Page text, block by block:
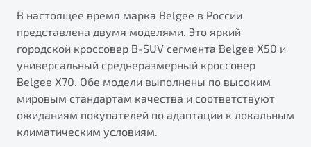
от 1 699 990 ₽*
Обзор В наличии
X70
Подробно
Автомобили в наличии
Тест-драйв
Автокредит
Будьте еще более уверены на дорогах с программой
"Помощь на дорогах"
Преимущества программы
В настоящее время марка Belgee в России
представлена двумя моделями. Это яркий
городской кроссовер B-SUV сегмента Belgee X50 и
универсальный среднеразмерный кроссовер
Belgee X70. Обе модели выполнены по высоким
мировым стандартам качества и соответствуют
ожиданиям покупателей по адаптации к локальным
климатическим условиям.